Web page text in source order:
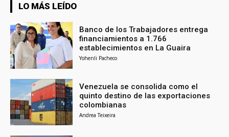
LO MÁS LEÍDO
Banco de los Trabajadores entrega
financiamientos a 1.766
establecimientos en La Guaira
Yohenli Pacheco
Venezuela se consolida como el
quinto destino de las exportaciones
colombianas
Andrea Teixeira